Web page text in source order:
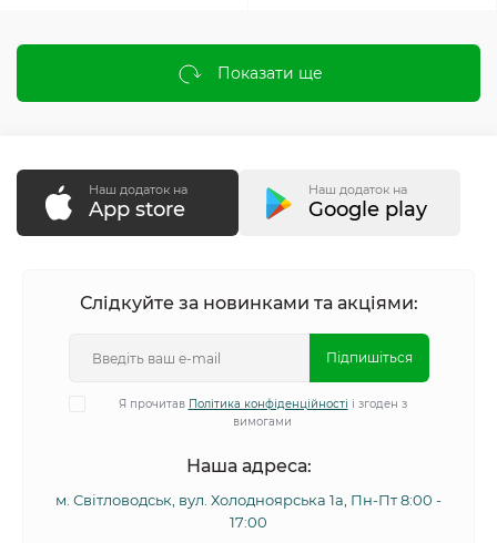
Показати ще
Наш додаток на
App store
Наш додаток на
Google play
Слідкуйте за новинками та акціями:
Підпишіться
Я прочитав Політика конфіденційності і згоден з
вимогами
Наша адреса:
м. Світловодськ, вул. Холодноярська 1а, Пн-Пт 8:00 -
17:00